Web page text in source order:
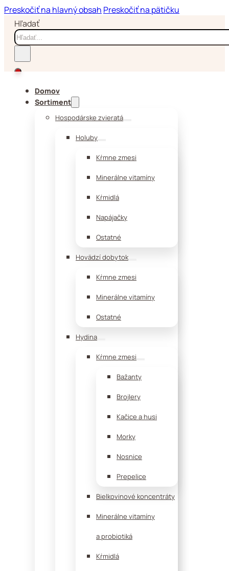
Preskočiť na hlavný obsah Preskočiť na pätičku
Hľadať
Domov
Sortiment
Hospodárske zvieratá
Holuby
Kŕmne zmesi
Minerálne vitamíny
Kŕmidlá
Napájačky
Ostatné
Hovädzí dobytok
Kŕmne zmesi
Minerálne vitamíny
Ostatné
Hydina
Kŕmne zmesi
Bažanty
Brojlery
Kačice a husi
Morky
Nosnice
Prepelice
Bielkovinové koncentráty
Minerálne vitamíny
a probiotiká
Kŕmidlá